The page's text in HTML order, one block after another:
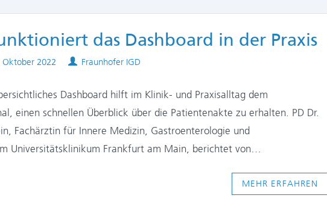
das Dashboard in der Praxis
Oktober 2022 Authors
Fraunhofer IGD
Dashboard hilft im Klinik- und Praxisalltag dem
einen schnellen Überblick über die Patientenakte zu erhalten. PD Dr.
Fachärztin für Innere Medizin, Gastroenterologie und
Universitätsklinikum Frankfurt am Main, berichtet von…
MEHR ERFAHREN